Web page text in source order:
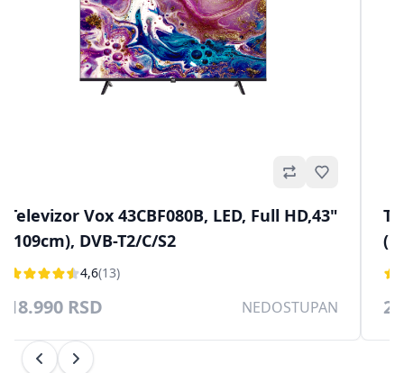
Omiljeno
Televizor Vox 43CBF080B, LED, Full HD,43"
(109cm), DVB-T2/C/S2
4,6(13)
18.990 RSD NEDOSTUPAN
Prethodni
Sledeći